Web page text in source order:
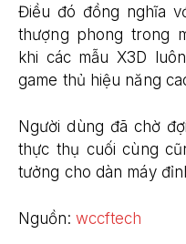
Điều đó đồng nghĩa
thượng phong trong
khi các mẫu X3D
game thủ hiệu năng
Người dùng đã chờ
thực thụ cuối cùng
tưởng cho dàn máy
Nguồn: wccftech